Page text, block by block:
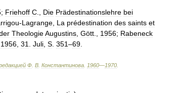
; Friеhоff С Die Prädestinationslehre bei
-Lagrange La prédestination des saints et
TheologieAugustins Gött 1956; Rabeneck
1956 31 Juli S 351–69
Ф В Константинова 1960—1970